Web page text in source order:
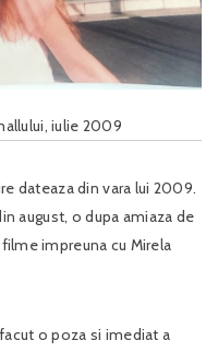
iulie 2009
dateaza din vara lui 2009.
august, o dupa amiaza de
impreuna cu Mirela
o poza si imediat a